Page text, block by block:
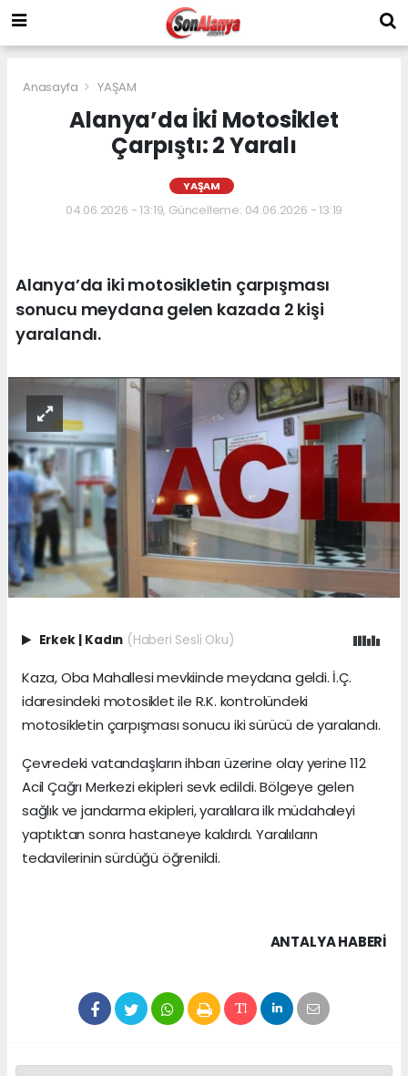
Anasayfa YAŞAM
Alanya’da İki Motosiklet
Çarpıştı: 2 Yaralı
YAŞAM
04.06.2026 - 13:19, Güncelleme: 04.06.2026 - 13:19
Alanya’da iki motosikletin çarpışması
sonucu meydana gelen kazada 2 kişi
yaralandı.
Erkek Kadın (Haberi Sesli Oku)
Kaza, Oba Mahallesi mevkiinde meydana geldi. İ.Ç.
idaresindeki motosiklet ile R.K. kontrolündeki
motosikletin çarpışması sonucu iki sürücü de yaralandı.
Çevredeki vatandaşların ihbarı üzerine olay yerine 112
Acil Çağrı Merkezi ekipleri sevk edildi. Bölgeye gelen
sağlık ve jandarma ekipleri, yaralılara ilk müdahaleyi
yaptıktan sonra hastaneye kaldırdı. Yaralıların
tedavilerinin sürdüğü öğrenildi.
ANTALYA HABERİ